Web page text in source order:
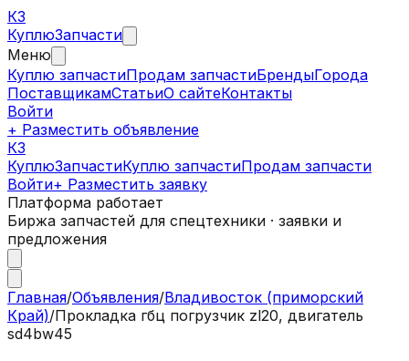
КЗ
КуплюЗапчасти
Меню
Куплю запчастиПродам запчастиБрендыГорода
ПоставщикамСтатьиО сайтеКонтакты
Войти
+ Разместить объявление
КЗ
КуплюЗапчастиКуплю запчастиПродам запчасти
Войти+ Разместить заявку
Платформа работает
Биржа запчастей для спецтехники · заявки и
предложения
Главная/Объявления/Владивосток (приморский
Край)/Прокладка гбц погрузчик zl20, двигатель
sd4bw45